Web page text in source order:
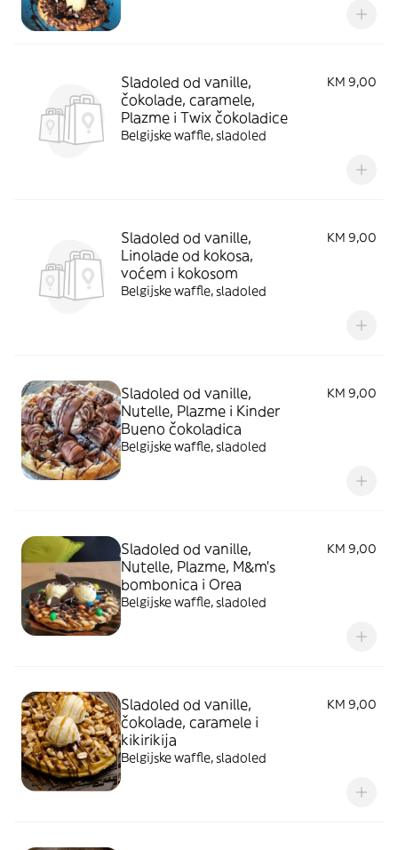
Sladoled od vanille,
čokolade, caramele,
Plazme i Twix čokoladice
KM 9,00
Belgijske waffle, sladoled
Sladoled od vanille,
Linolade od kokosa,
voćem i kokosom
KM 9,00
Belgijske waffle, sladoled
Sladoled od vanille,
Nutelle, Plazme i Kinder
Bueno čokoladica
KM 9,00
Belgijske waffle, sladoled
Sladoled od vanille,
Nutelle, Plazme, M&m's
bombonica i Orea
KM 9,00
Belgijske waffle, sladoled
Sladoled od vanille,
čokolade, caramele i
kikirikija
KM 9,00
Belgijske waffle, sladoled